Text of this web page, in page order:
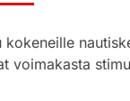
voimakasta